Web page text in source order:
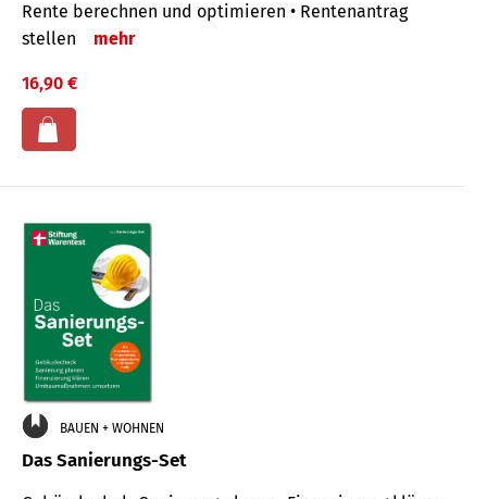
Rente berechnen und optimieren • Rentenantrag
stellen
mehr
16,90 €
BAUEN + WOHNEN
Das Sanierungs-Set